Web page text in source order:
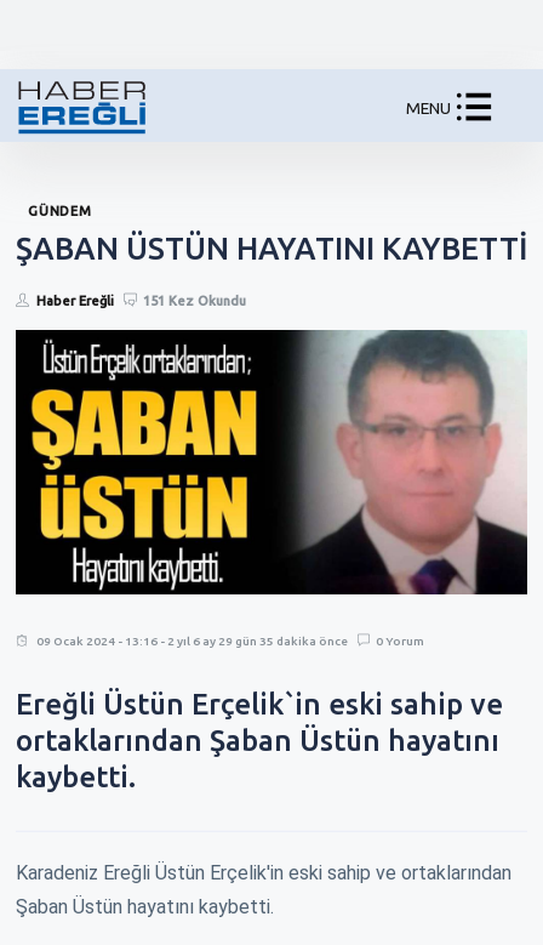
MENU
GÜNDEM
ŞABAN ÜSTÜN HAYATINI KAYBETTİ
Haber Ereğli 151 Kez Okundu
09 Ocak 2024 - 13:16 - 2 yıl 6 ay 29 gün 35 dakika önce 0 Yorum
Ereğli Üstün Erçelik`in eski sahip ve
ortaklarından Şaban Üstün hayatını
kaybetti.
Karadeniz Ereğli Üstün Erçelik'in eski sahip ve ortaklarından
Şaban Üstün hayatını kaybetti.